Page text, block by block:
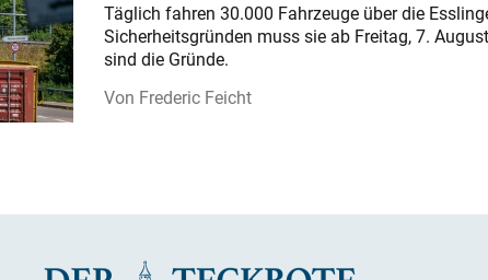
Täglich fahren 30.000 Fahrzeuge über die
Sicherheitsgründen muss sie ab Freitag, 7.
sind die Gründe.
Frederic Feicht